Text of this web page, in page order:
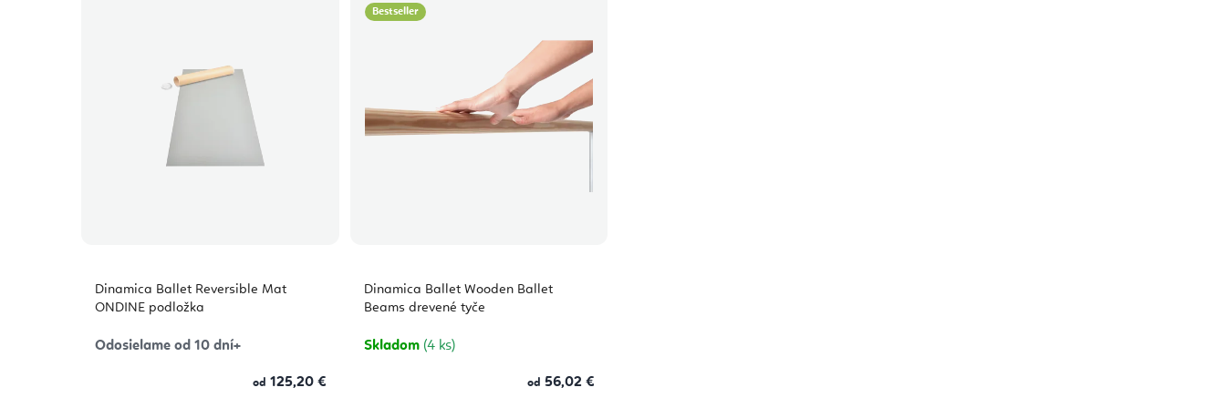
Dinamica Ballet Reversible Mat
ONDINE podložka
Odosielame od 10 dní+
od 125,20 €
Bestseller
Dinamica Ballet Wooden Ballet
Beams drevené tyče
Skladom (4 ks)
od 56,02 €